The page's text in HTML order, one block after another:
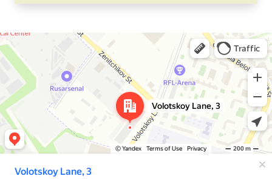
Москва
Яндекс Карты — транспорт, навигация, поиск мест